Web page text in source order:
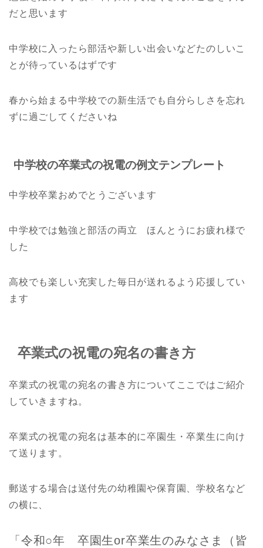
だと思います
中学校に入ったら部活や新しい出会いなどたのしいこ
とが待っているはずです
春から始まる中学校での新生活でも自分らしさを忘れ
ずに過ごしてくださいね
中学校の卒業式の祝電の例文テンプレート
中学校卒業おめでとうございます
中学校では勉強と部活の両立 ほんとうにお疲れ様で
した
高校でも楽しい充実した毎日が送れるよう応援してい
ます
卒業式の祝電の宛名の書き方
卒業式の祝電の宛名の書き方についてここではご紹介
していきますね。
卒業式の祝電の宛名は基本的に卒園生・卒業生に向け
て送ります。
郵送する場合は送付先の幼稚園や保育園、学校名など
の横に、
「令和○年 卒園生or卒業生のみなさま（皆